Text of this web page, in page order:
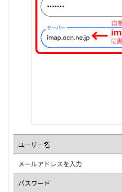
ユーザー名
メールアドレスを入力
パスワード